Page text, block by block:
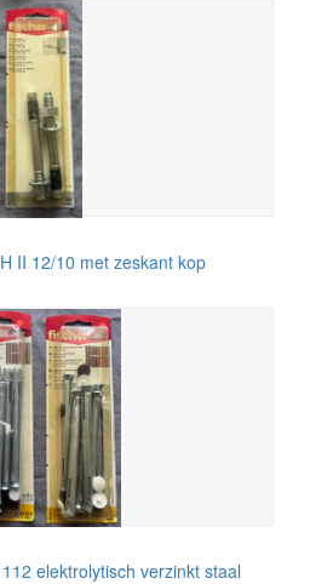
II 12/10 met zeskant kop
elektrolytisch verzinkt staal